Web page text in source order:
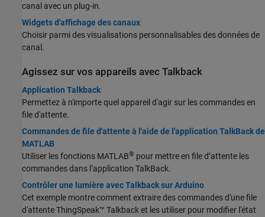
canal avec un plug-in.
Widgets d'affichage des canaux
Choisir parmi des visualisations personnalisables des données de
canal.
Agissez sur vos appareils avec Talkback
Application Talkback
Permettez à n'importe quel appareil d'agir sur les commandes en
file d'attente.
Commandes de file d'attente à l'aide de l'application TalkBack de
MATLAB
Utiliser les fonctions MATLAB® pour mettre en file d’attente les
commandes dans l’application TalkBack.
Contrôler une lumière avec Talkback sur Arduino
Cet exemple montre comment extraire des commandes d'une file
d'attente ThingSpeak™ Talkback et les utiliser pour modifier l'état